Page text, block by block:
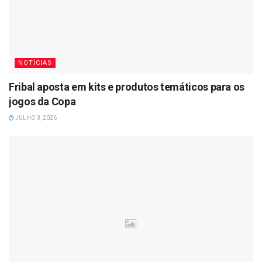
NOTÍCIAS
Fribal aposta em kits e produtos temáticos para os
jogos da Copa
JULHO 3, 2026